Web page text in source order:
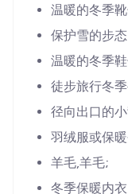
温暖的冬季
保护雪的步
温暖的冬季
徒步旅行冬
径向出口的
羽绒服或保
羊毛,羊毛;
冬季保暖内